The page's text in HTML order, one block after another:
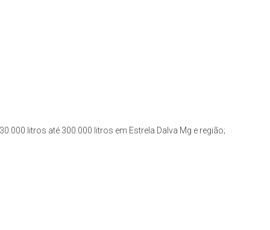
litros até 300.000 litros em Estrela Dalva Mg e região;